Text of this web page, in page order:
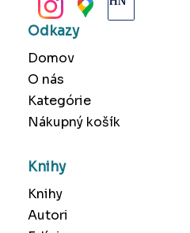
Odkazy
Domov
O nás
Kategórie
Nákupný košík
Knihy
Knihy
Autori